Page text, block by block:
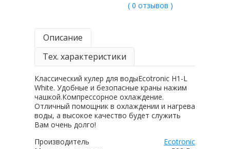
( 0 отзывов )
Описание
Тех. характеристики
Классический кулер для водыEcotronic H1-L
White. Удобные и безопасные краны нажим
чашкой.Компрессорное охлаждение.
Отличный помощник в охлаждении и нагрева
воды, а высокое качество будет служить
Вам очень долго!
Производитель
Ecotronic